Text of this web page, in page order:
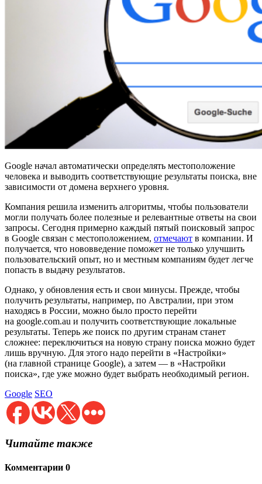
Google начал автоматически определять местоположение
человека и выводить соответствующие результаты поиска, вне
зависимости от домена верхнего уровня.
Компания решила изменить алгоритмы, чтобы пользователи
могли получать более полезные и релевантные ответы на свои
запросы. Сегодня примерно каждый пятый поисковый запрос
в Google связан с местоположением, отмечают в компании. И
получается, что нововведение поможет не только улучшить
пользовательский опыт, но и местным компаниям будет легче
попасть в выдачу результатов.
Однако, у обновления есть и свои минусы. Прежде, чтобы
получить результаты, например, по Австралии, при этом
находясь в России, можно было просто перейти
на google.com.au и получить соответствующие локальные
результаты. Теперь же поиск по другим странам станет
сложнее: переключиться на новую страну поиска можно будет
лишь вручную. Для этого надо перейти в «Настройки»
(на главной странице Google), а затем — в «Настройки
поиска», где уже можно будет выбрать необходимый регион.
Google SEO
Читайте также
Комментарии 0